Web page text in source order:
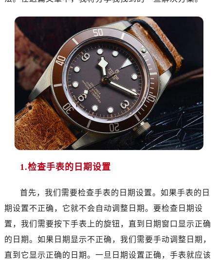
1.检查手表的日期设置
首先，我们需要检查手表的日期设置。如果手表的日
期设置不正确，它就不会自动调整日期。要检查日期设
置，我们需要按下手表上的旋钮，直到日期窗口显示正确
的日期。如果日期显示不正确，我们需要手动调整日期，
直到它显示正确的日期。一旦日期设置正确，手表就应该